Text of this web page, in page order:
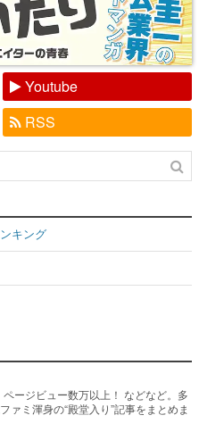
Youtube
RSS
キング
ージビュー数万以上！ などなど。多
ァミ渾身の“殿堂入り”記事をまとめま